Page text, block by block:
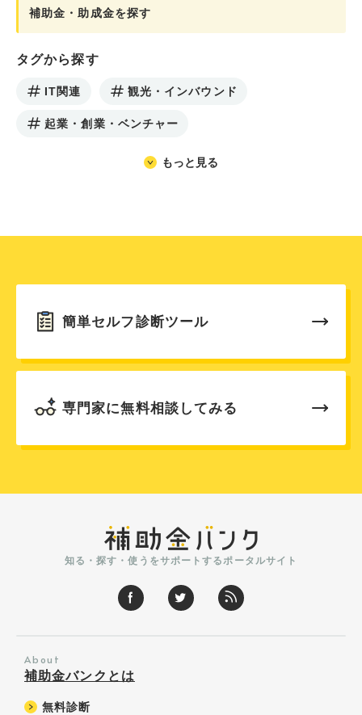
補助金・助成金を探す
タグから探す
IT関連 観光・インバウンド
起業・創業・ベンチャー
もっと見る
簡単セルフ診断ツール
専門家に無料相談してみる
知る・探す・使うをサポートするポータルサイト
About
補助金バンクとは
無料診断